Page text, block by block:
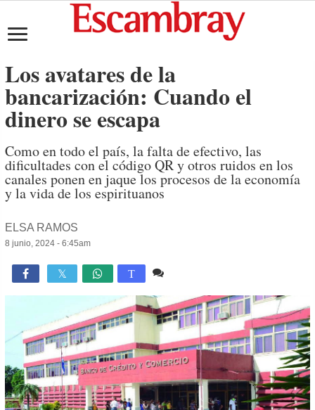
Los avatares de la
bancarización: Cuando el
dinero se escapa
Como en todo el país, la falta de efectivo, las
dificultades con el código QR y otros ruidos en los
canales ponen en jaque los procesos de la economía
y la vida de los espirituanos
ELSA RAMOS
8 junio, 2024 - 6:45am
 T